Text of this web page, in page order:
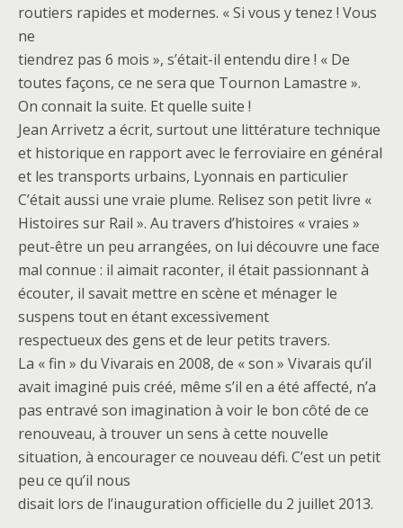
routiers rapides et modernes. « Si vous y tenez ! Vous
ne
tiendrez pas 6 mois », s’était-il entendu dire ! « De
toutes façons, ce ne sera que Tournon Lamastre ».
On connait la suite. Et quelle suite !
Jean Arrivetz a écrit, surtout une littérature technique
et historique en rapport avec le ferroviaire en général
et les transports urbains, Lyonnais en particulier
C’était aussi une vraie plume. Relisez son petit livre «
Histoires sur Rail ». Au travers d’histoires « vraies »
peut-être un peu arrangées, on lui découvre une face
mal connue : il aimait raconter, il était passionnant à
écouter, il savait mettre en scène et ménager le
suspens tout en étant excessivement
respectueux des gens et de leur petits travers.
La « fin » du Vivarais en 2008, de « son » Vivarais qu’il
avait imaginé puis créé, même s’il en a été affecté, n’a
pas entravé son imagination à voir le bon côté de ce
renouveau, à trouver un sens à cette nouvelle
situation, à encourager ce nouveau défi. C’est un petit
peu ce qu’il nous
disait lors de l’inauguration officielle du 2 juillet 2013.